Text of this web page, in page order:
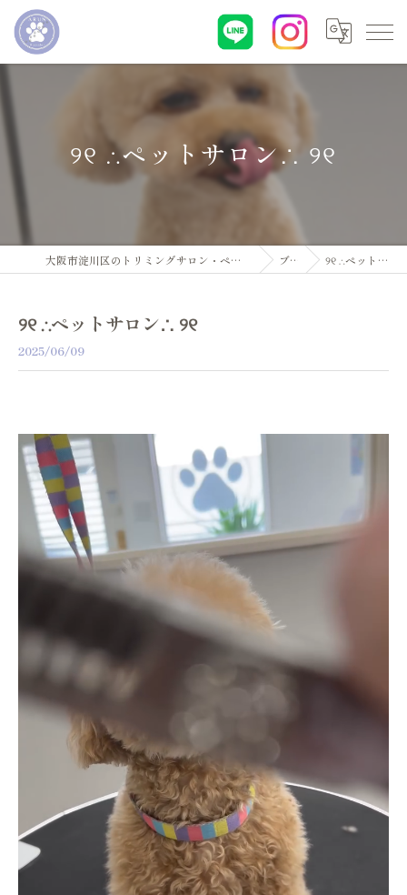
୨୧ ∴ペットサロン∴ ୨୧
大阪市淀川区のトリミングサロン・ペットサロンならDogsalon ARUN ブログ ୨୧ ∴ペットサロン∴ ୨୧
୨୧ ∴ペットサロン∴ ୨୧
2025/06/09